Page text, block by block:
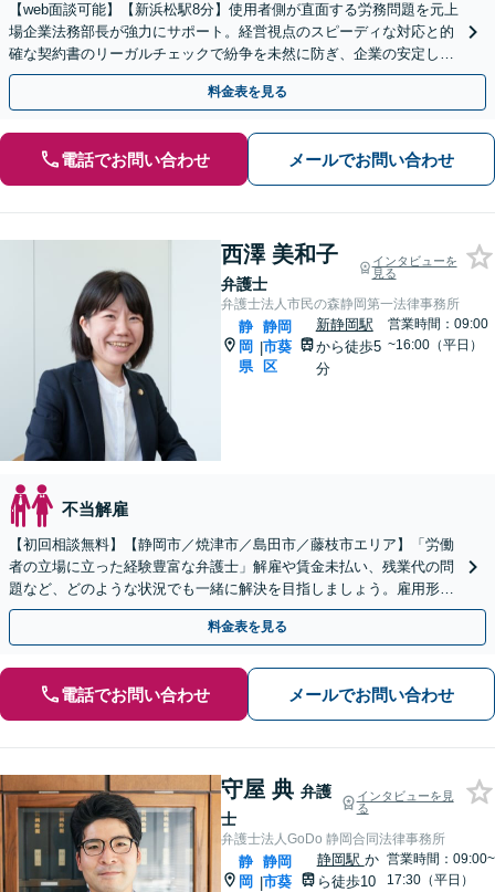
【web面談可能】【新浜松駅8分】使用者側が直面する労務問題を元上
場企業法務部長が強力にサポート。経営視点のスピーディな対応と的
確な契約書のリーガルチェックで紛争を未然に防ぎ、企業の安定した
成長を法務面からしっかりと後押しいたします。
料金表を見る
電話でお問い合わせ メールでお問い合わせ
西澤 美和子
弁護士
インタビューを
見る
弁護士法人市民の森静岡第一法律事務所
静
岡
県
|
静岡
市葵
区
新静岡駅
から徒歩5
分
営業時間：09:00
~16:00（平日）
不当解雇
【初回相談無料】【静岡市／焼津市／島田市／藤枝市エリア】「労働
者の立場に立った経験豊富な弁護士」解雇や賃金未払い、残業代の問
題など、どのような状況でも一緒に解決を目指しましょう。雇用形態
を問わずサポート「労災申請やハラスメント問題にも対応」
料金表を見る
電話でお問い合わせ メールでお問い合わせ
守屋 典 弁護
士
インタビューを見
る
弁護士法人GoDo 静岡合同法律事務所
静
岡 |
静岡
市葵
静岡駅 か
ら徒歩10
営業時間：09:00~
17:30（平日）